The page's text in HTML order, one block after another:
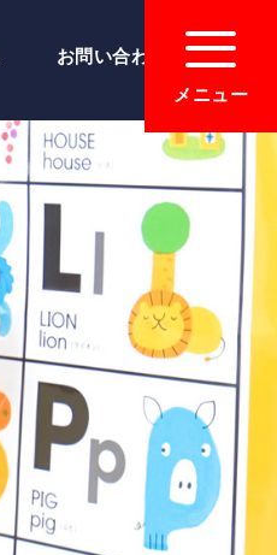
お問い合わせ
メニュー